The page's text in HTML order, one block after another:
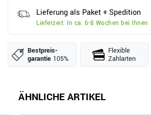
Lieferung als Paket + Spedition
Lieferzeit: In ca. 6-8 Wochen bei Ihnen
Bestpreis­
garantie 105%
Flexible
Zahlarten
ÄHNLICHE ARTIKEL